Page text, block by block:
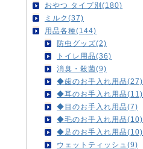
おやつ タイプ別(180)
ミルク(37)
用品各種(144)
防虫グッズ(2)
トイレ用品(36)
消臭・殺菌(9)
◆歯のお手入れ用品(27)
◆耳のお手入れ用品(11)
◆目のお手入れ用品(7)
◆毛のお手入れ用品(10)
◆足のお手入れ用品(10)
ウェットティッシュ(9)